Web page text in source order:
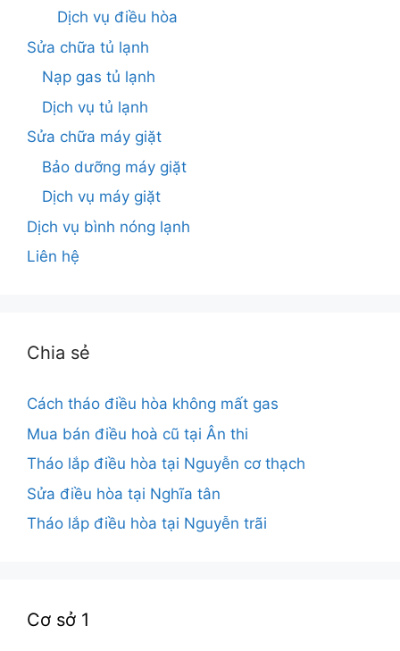
Dịch vụ điều hòa
Sửa chữa tủ lạnh
Nạp gas tủ lạnh
Dịch vụ tủ lạnh
Sửa chữa máy giặt
Bảo dưỡng máy giặt
Dịch vụ máy giặt
Dịch vụ bình nóng lạnh
Liên hệ
Chia sẻ
Cách tháo điều hòa không mất gas
Mua bán điều hoà cũ tại Ân thi
Tháo lắp điều hòa tại Nguyễn cơ thạch
Sửa điều hòa tại Nghĩa tân
Tháo lắp điều hòa tại Nguyễn trãi
Cơ sở 1